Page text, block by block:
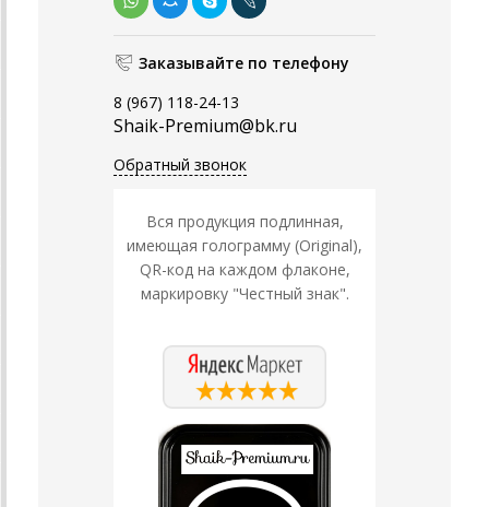
Заказывайте по телефону
8 (967) 118-24-13
Shaik-Premium@bk.ru
Обратный звонок
Вся продукция подлинная,
имеющая голограмму (Original),
QR-код на каждом флаконе,
маркировку "Честный знак".